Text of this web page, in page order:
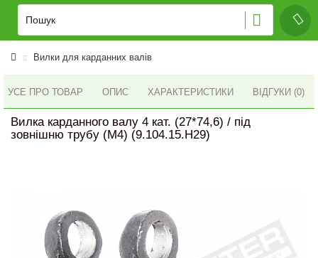
Вилки для карданних валів
УСЕ ПРО ТОВАР ОПИС ХАРАКТЕРИСТИКИ ВІДГУКИ (0)
Вилка карданного валу 4 кат. (27*74,6) / під
зовнішню трубу (М4) (9.104.15.H29)